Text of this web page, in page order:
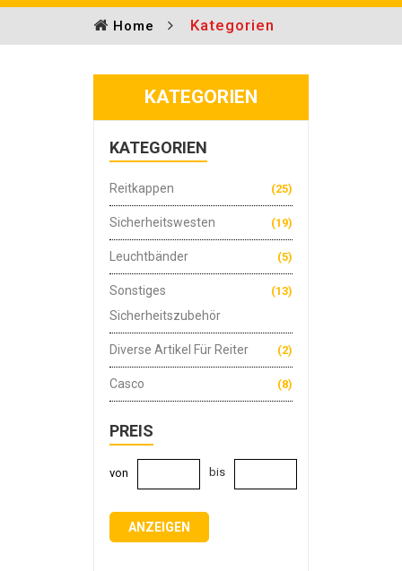
Home Kategorien
KATEGORIEN
KATEGORIEN
(25)
Reitkappen
(19)
Sicherheitswesten
(5)
Leuchtbänder
(13)
Sonstiges
Sicherheitszubehör
(2)
Diverse Artikel Für Reiter
(8)
Casco
PREIS
von bis
ANZEIGEN